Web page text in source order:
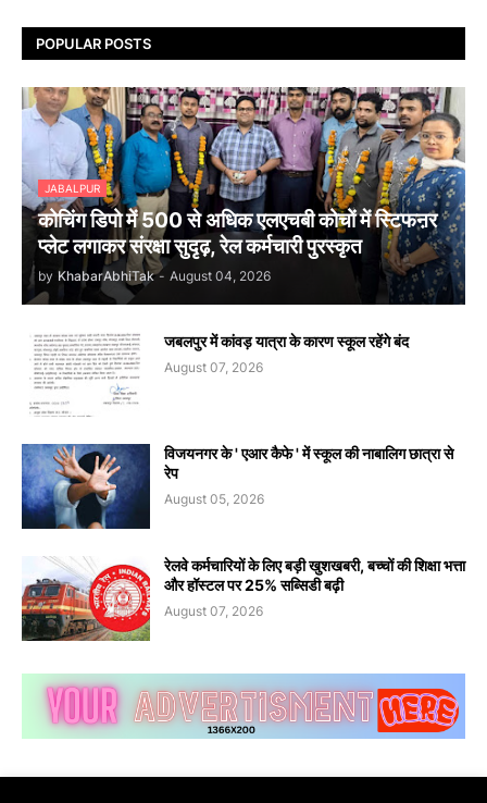
POPULAR POSTS
JABALPUR
कोचिंग डिपो में 500 से अधिक एलएचबी कोचों में स्टिफऩर
प्लेट लगाकर संरक्षा सुदृढ़, रेल कर्मचारी पुरस्कृत
by KhabarAbhiTak - August 04, 2026
जबलपुर में कांवड़ यात्रा के कारण स्कूल रहेंगे बंद
August 07, 2026
विजयनगर के ' एआर कैफे ' में स्कूल की नाबालिग छात्रा से
रेप
August 05, 2026
रेलवे कर्मचारियों के लिए बड़ी खुशखबरी, बच्चों की शिक्षा भत्ता
और हॉस्टल पर 25% सब्सिडी बढ़ी
August 07, 2026